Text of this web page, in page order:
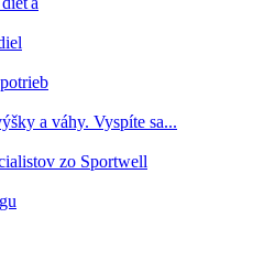
a váhy. Vyspíte sa...
zo Sportwell